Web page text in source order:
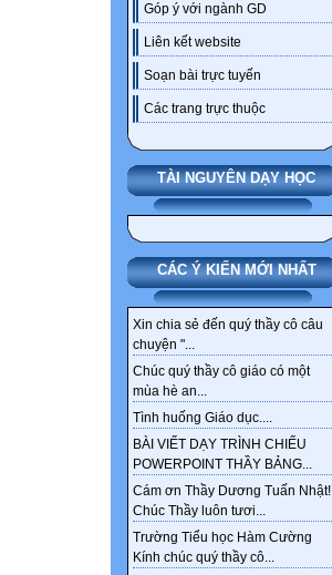
Góp ý với ngành GD
Liên kết website
Soạn bài trực tuyến
Các trang trực thuộc
TÀI NGUYÊN DẠY HỌC
CÁC Ý KIẾN MỚI NHẤT
Xin chia sẻ đến quý thầy cô câu
chuyện "...
Chúc quý thầy cô giáo có một
mùa hè an...
Tình huống Giáo dục....
BÀI VIẾT DẠY TRÌNH CHIẾU
POWERPOINT THẦY BẢNG...
Cám ơn Thầy Dương Tuấn Nhật!
Chúc Thầy luôn tươi...
Trường Tiểu học Hàm Cường
Kính chúc quý thầy cô...